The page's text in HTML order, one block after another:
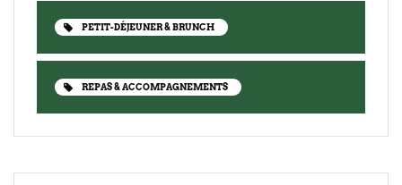
PETIT-DÉJEUNER & BRUNCH
REPAS & ACCOMPAGNEMENTS